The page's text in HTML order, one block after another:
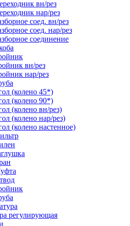
вн/рез
нар/рез
соед. вн/рез
соед. нар/рез
соединение
вн/рез
нар/рез
(колено 45*)
(колено 90*)
(колено вн/рез)
(колено нар/рез)
(колено настенное)
регулирующая